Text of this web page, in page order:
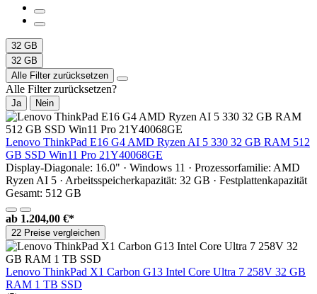
32 GB
32 GB
Alle Filter zurücksetzen
Alle Filter zurücksetzen?
Ja Nein
Lenovo ThinkPad E16 G4 AMD Ryzen AI 5 330 32 GB RAM 512
GB SSD Win11 Pro 21Y40068GE
Display-Diagonale: 16.0" · Windows 11 · Prozessorfamilie: AMD
Ryzen AI 5 · Arbeitsspeicherkapazität: 32 GB · Festplattenkapazität
Gesamt: 512 GB
ab 1.204,00 €*
22 Preise vergleichen
Lenovo ThinkPad X1 Carbon G13 Intel Core Ultra 7 258V 32 GB
RAM 1 TB SSD